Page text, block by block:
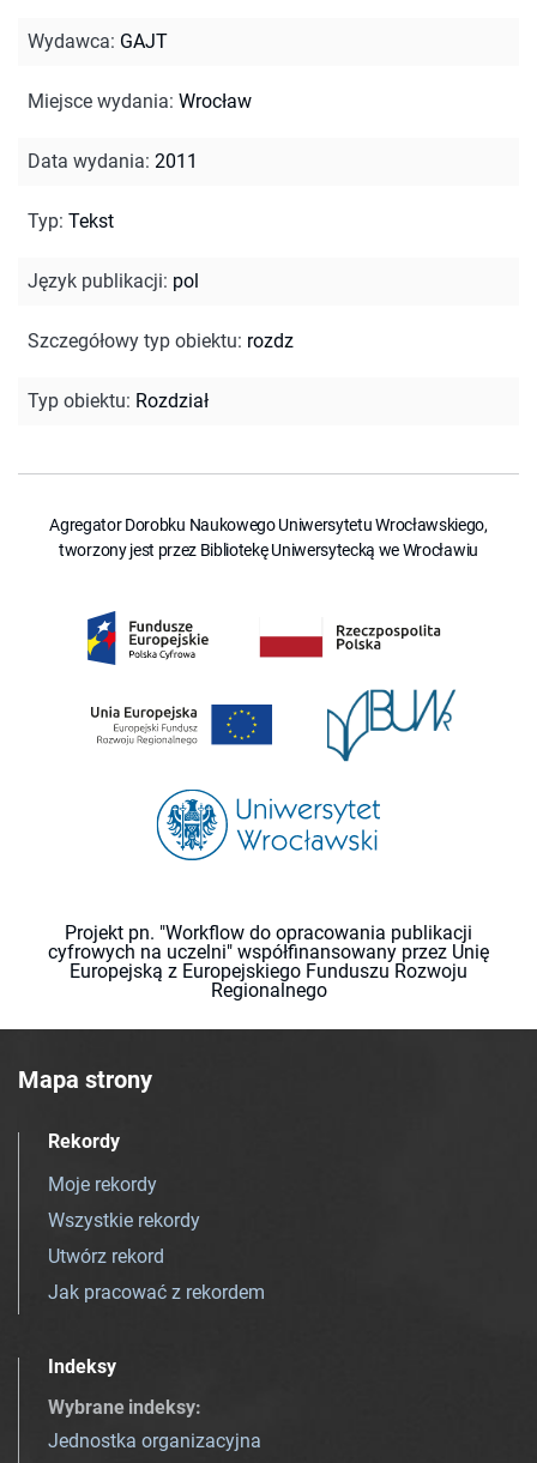
Wydawca: GAJT
Miejsce wydania: Wrocław
Data wydania: 2011
Typ: Tekst
Język publikacji: pol
Szczegółowy typ obiektu: rozdz
Typ obiektu: Rozdział
Agregator Dorobku Naukowego Uniwersytetu Wrocławskiego,
tworzony jest przez Bibliotekę Uniwersytecką we Wrocławiu
Projekt pn. "Workflow do opracowania publikacji
cyfrowych na uczelni" współfinansowany przez Unię
Europejską z Europejskiego Funduszu Rozwoju
Regionalnego
Mapa strony
Rekordy
Moje rekordy
Wszystkie rekordy
Utwórz rekord
Jak pracować z rekordem
Indeksy
Wybrane indeksy:
Jednostka organizacyjna